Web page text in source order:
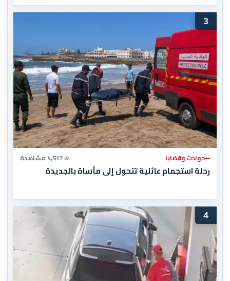
3
حوادث وقضايا 4,517 مشاهدة
رحلة استجمام عائلية تتحول إلى مأساة بالجديدة
4